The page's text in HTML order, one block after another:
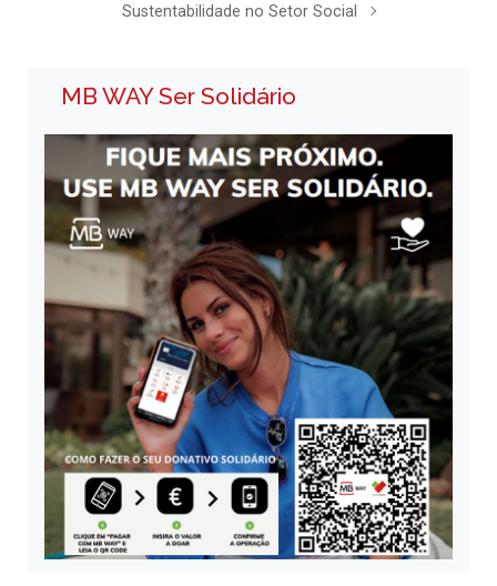
Sustentabilidade no Setor Social
MB WAY Ser Solidário